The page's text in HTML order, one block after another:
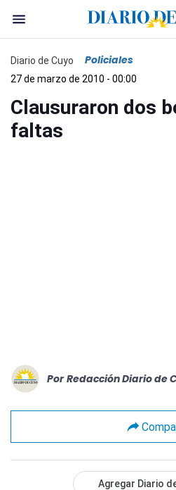
Diario de Cuyo Policiales
27 de marzo de 2010 - 00:00
Clausuraron dos
faltas
Por Redacción Diario de
Agregar Diario